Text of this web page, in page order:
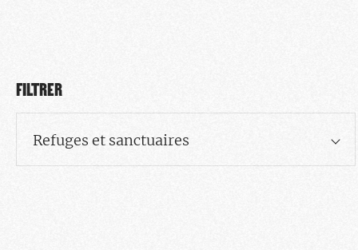
FILTRER
Refuges et sanctuaires